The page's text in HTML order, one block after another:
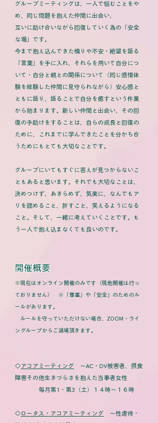
グループミーティングは、一人で悩むことをや
め、同じ問題を抱えた仲間に出会い、
互いに助け合いながら回復していく為の「安全
な場」です。
今まで抱え込んできた憤りや不安・絶望を語る
「言葉」を手に入れ、それらを用いて自分につ
いて・自分と親との関係について（同じ感情体
験を経験した仲間に見守られながら）安心感と
ともに語り、語ることで自分を癒すという作業
から始まります。新しい仲間と出会い、その回
復の手助けをすることは、自らの成長と回復の
ために、これまでに学んできたことを分かち合
うためにもとても大切なことです。
グループにいてもすぐに答えが見つからないこ
ともあると思います。それでも大切なことは、
決めつけず、あきらめず、気楽に、なんでもア
リを認めること、許すこと、笑えるようになる
こと。そして、一緒に考えていくことです。も
う一人で抱え込まなくても良いのです。
開催概要
※現在はオンライン開催のみです（現地開催は行っ
ておりません） ※「尊重」や「安全」のためのル
ールがあります。
ルールを守っていただけない場合、ZOOM・ライ
ングループからご退場頂きます。
◇アコアミーティング ～AC・DV被害者、摂食
障害その他生きづらさを抱えた当事者女性
毎月第1・第3（土）１４時～１６時
◇ロータス・アコアミーティング ～性虐待・